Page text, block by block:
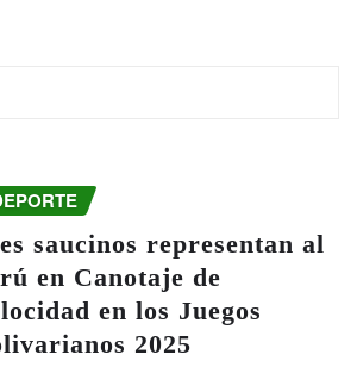
saucinos representan al
en Canotaje de
en los Juegos
2025